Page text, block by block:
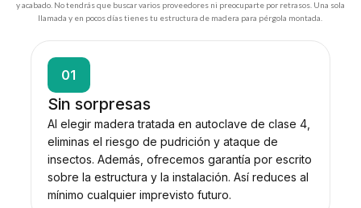
y acabado. No tendrás que buscar varios proveedores ni preocuparte por retrasos. Una sola
llamada y en pocos días tienes tu estructura de madera para pérgola montada.
01
Sin sorpresas
Al elegir madera tratada en autoclave de clase 4,
eliminas el riesgo de pudrición y ataque de
insectos. Además, ofrecemos garantía por escrito
sobre la estructura y la instalación. Así reduces al
mínimo cualquier imprevisto futuro.